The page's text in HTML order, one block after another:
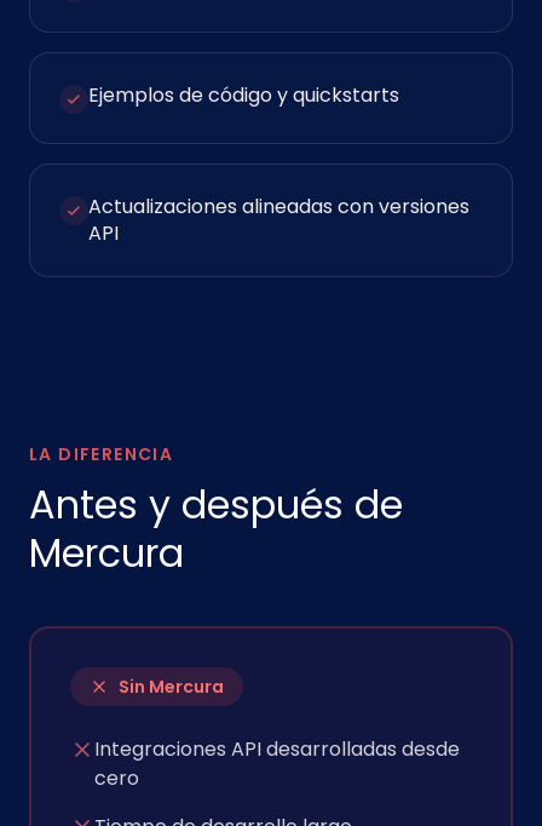
Ejemplos de código y quickstarts
Actualizaciones alineadas con versiones
API
LA DIFERENCIA
Antes y después de
Mercura
Sin Mercura
Integraciones API desarrolladas desde
cero